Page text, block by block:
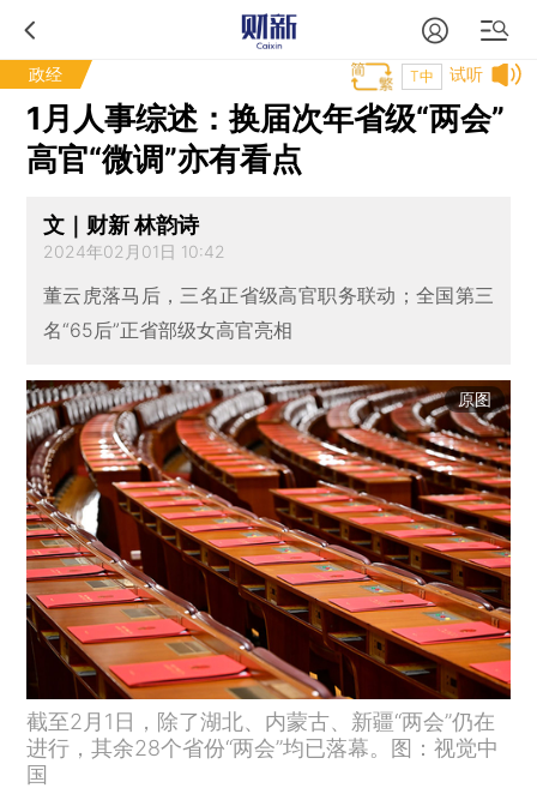
政经 试听
T中
1月人事综述：换届次年省级“两会”
高官“微调”亦有看点
文｜财新 林韵诗
2024年02月01日 10:42
董云虎落马后，三名正省级高官职务联动；全国第三
名“65后”正省部级女高官亮相
原图
截至2月1日，除了湖北、内蒙古、新疆“两会”仍在
进行，其余28个省份“两会”均已落幕。图：视觉中
国